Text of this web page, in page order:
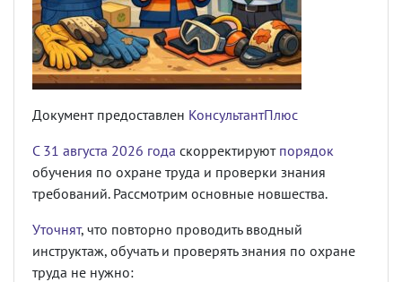
Документ предоставлен КонсультантПлюс
С 31 августа 2026 года скорректируют порядок
обучения по охране труда и проверки знания
требований. Рассмотрим основные новшества.
Уточнят, что повторно проводить вводный
инструктаж, обучать и проверять знания по охране
труда не нужно: